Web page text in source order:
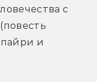
с
и